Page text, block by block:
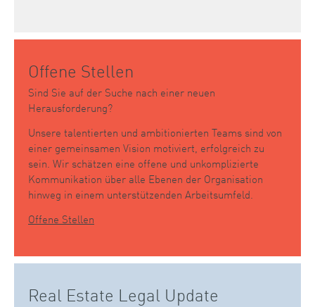
Offene Stellen
Sind Sie auf der Suche nach einer neuen
Herausforderung?
Unsere talentierten und ambitionierten Teams sind von
einer gemeinsamen Vision motiviert, erfolgreich zu
sein. Wir schätzen eine offene und unkomplizierte
Kommunikation über alle Ebenen der Organisation
hinweg in einem unterstützenden Arbeitsumfeld.
Offene Stellen
Real Estate Legal Update